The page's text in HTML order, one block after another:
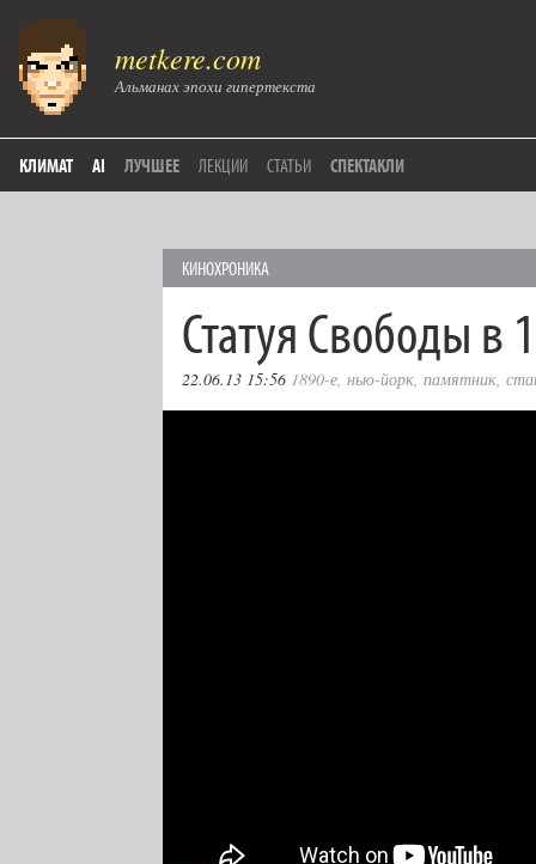
metkere.com
Альманах эпохи гипертекста
КЛИМАТ AI ЛУЧШЕЕ ЛЕКЦИИ СТАТЬИ СПЕКТАКЛИ
КИНОХРОНИКА
Статуя Свободы в
22.06.13 15:56 1890-е, нью-йорк, памятник,